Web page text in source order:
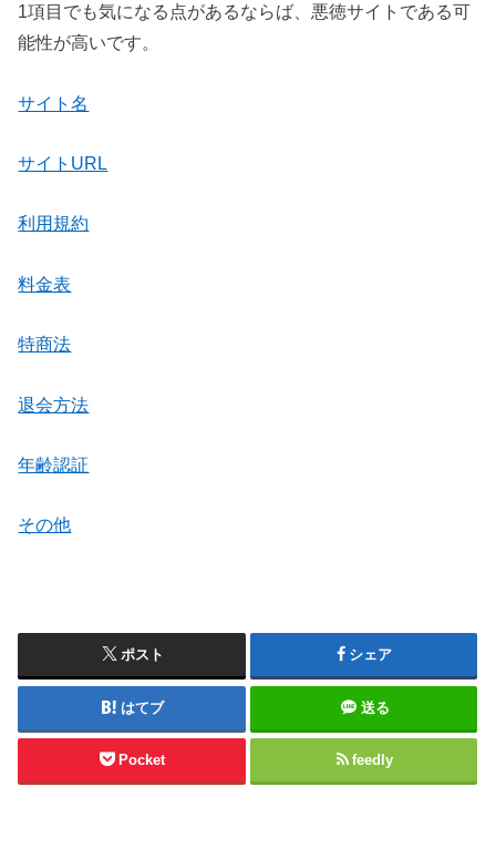
1項目でも気になる点があるならば、悪徳サイトである可
能性が高いです。
サイト名
サイトURL
利用規約
料金表
特商法
退会方法
年齢認証
その他
ポスト シェア
はてブ 送る
Pocket feedly